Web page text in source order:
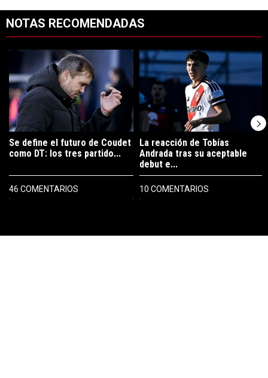
NOTAS RECOMENDADAS
Un artículo de tendencia con el título "Se define el futuro de
Se define el futuro de Coudet
como DT: los tres partido...
46 COMENTARIOS
Un artículo de tendencia con el
La reacción de Tobías
Andrada tras su aceptable
debut e...
10 COMENTARIOS